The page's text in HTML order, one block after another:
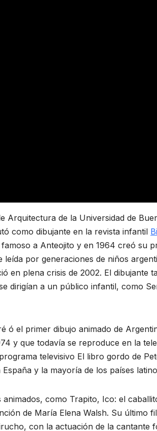
Arquitectura de la Universidad de
como dibujante en la revista infantil
a Anteojito y en 1964 creó su
por generaciones de niños
en plena crisis de 2002. El dibujante
dirigían a un público infantil, como
ó el primer dibujo animado de
y que todavía se reproduce en la
televisivo El libro gordo de
y la mayoría de los países
como Trapito, Ico: el
de María Elena Walsh. Su último
con la actuación de la cantante